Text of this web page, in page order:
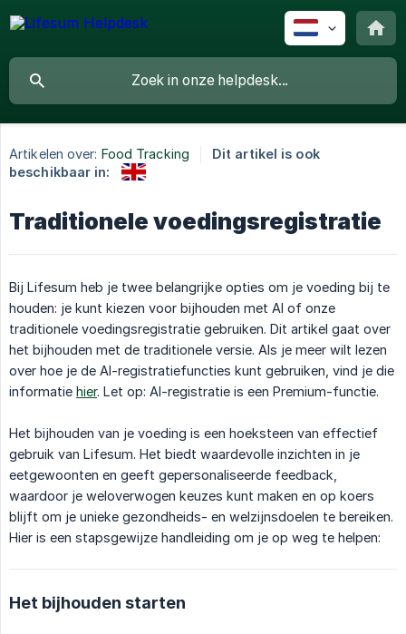
Artikelen over: Food Tracking
Dit artikel is ook
beschikbaar in:
Traditionele voedingsregistratie
Bij Lifesum heb je twee belangrijke opties om je voeding bij te
houden: je kunt kiezen voor bijhouden met AI of onze
traditionele voedingsregistratie gebruiken. Dit artikel gaat over
het bijhouden met de traditionele versie. Als je meer wilt lezen
over hoe je de AI-registratiefuncties kunt gebruiken, vind je die
informatie hier. Let op: AI-registratie is een Premium-functie.
Het bijhouden van je voeding is een hoeksteen van effectief
gebruik van Lifesum. Het biedt waardevolle inzichten in je
eetgewoonten en geeft gepersonaliseerde feedback,
waardoor je weloverwogen keuzes kunt maken en op koers
blijft om je unieke gezondheids- en welzijnsdoelen te bereiken.
Hier is een stapsgewijze handleiding om je op weg te helpen:
Het bijhouden starten